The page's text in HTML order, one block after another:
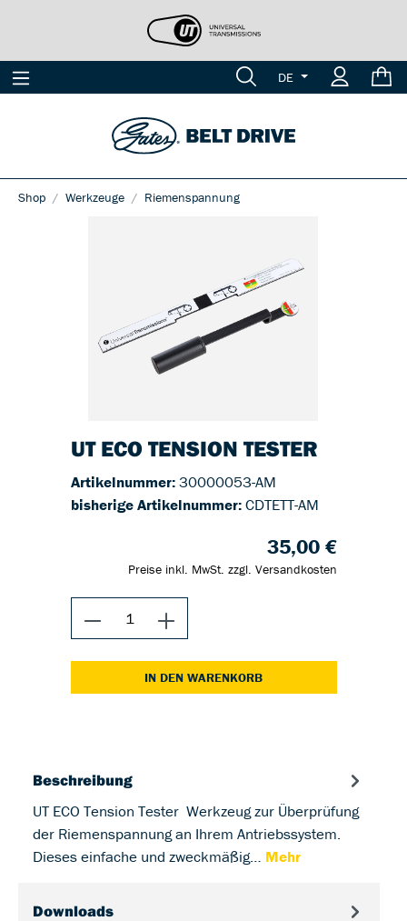
DE
Shop Werkzeuge Riemenspannung
UT ECO TENSION TESTER
Artikelnummer:30000053-AM
bisherige Artikelnummer:CDTETT-AM
35,00 €
Preise inkl. MwSt. zzgl. Versandkosten
IN DEN WARENKORB
Beschreibung
UT ECO Tension Tester Werkzeug zur Überprüfung
der Riemenspannung an Ihrem Antriebssystem.
Dieses einfache und zweckmäßig… Mehr
Downloads